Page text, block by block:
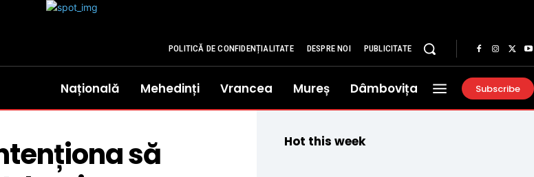
POLITICĂ DE CONFIDENȚIALITATE DESPRE NOI PUBLICITATE
Națională Mehedinți Vrancea Mureș Dâmbovița Subscribe
să
Hot this week